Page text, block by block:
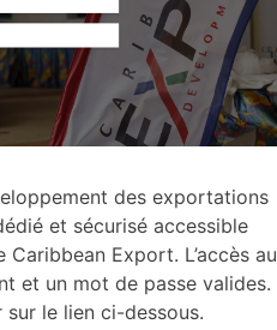
des exportations
et sécurisé accessible
Export. L’accès au
et un mot de passe valides.
le lien ci-dessous.